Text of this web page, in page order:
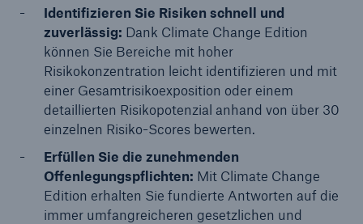
Identifizieren Sie Risiken schnell und
zuverlässig: Dank Climate Change Edition
können Sie Bereiche mit hoher
Risikokonzentration leicht identifizieren und mit
einer Gesamtrisikoexposition oder einem
detaillierten Risikopotenzial anhand von über 30
einzelnen Risiko-Scores bewerten.
Erfüllen Sie die zunehmenden
Offenlegungspflichten: Mit Climate Change
Edition erhalten Sie fundierte Antworten auf die
immer umfangreicheren gesetzlichen und